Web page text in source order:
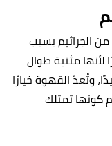
الجراثيم بسبب
لأنها مثنية طوال
وتُعدّ القهوة خيارًا
كونها تمتلك